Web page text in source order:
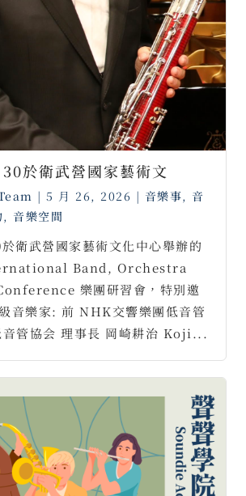
於衛武營國家藝術文
| 5 月 26, 2026 | 音樂事, 音
, 音樂空間
衛武營國家藝術文化中心舉辦的
Band, Orchestra
樂團研習會，特別邀
音樂家: 前 NHK交響樂團低音管
音管協会 理事長 岡崎耕治 Koji...